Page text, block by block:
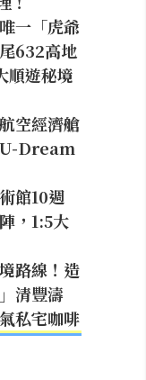
一「虎爺
632高地
順遊秘境
空經濟艙
U-Dream
館10週
，1:5大
路線！造
清豐濤
私宅咖啡